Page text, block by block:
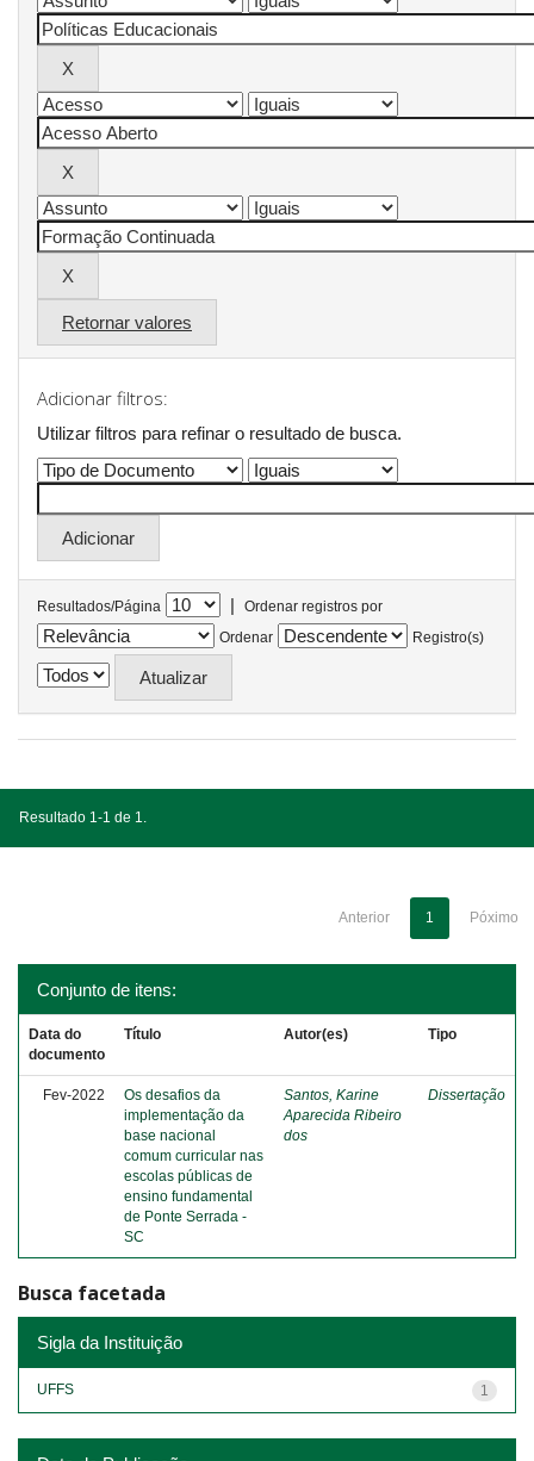
Retornar valores
Adicionar filtros:
Utilizar filtros para refinar o resultado de busca.
Resultados/Página |
Ordenar registros por
Ordenar
Registro(s)
Resultado 1-1 de 1.
Anterior 1 Póximo
Conjunto de itens:
Data do
documento
Título Autor(es) Tipo
Fev-2022
Os desafios da
implementação da
base nacional
comum curricular nas
escolas públicas de
ensino fundamental
de Ponte Serrada -
SC
Santos, Karine
Aparecida Ribeiro
dos
Dissertação
Busca facetada
Sigla da Instituição
1
UFFS